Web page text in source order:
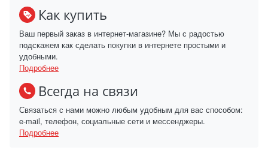
Как купить
Ваш первый заказ в интернет-магазине? Мы с радостью
подскажем как сделать покупки в интернете простыми и
удобными.
Подробнее
Всегда на связи
Связаться с нами можно любым удобным для вас способом:
e-mail, телефон, социальные сети и мессенджеры.
Подробнее